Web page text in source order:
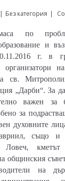
Без категория
по
и
г. в
св.
„Дарби“. За да
важен за
за
духовните
също и
Ловеч,
общинския
на